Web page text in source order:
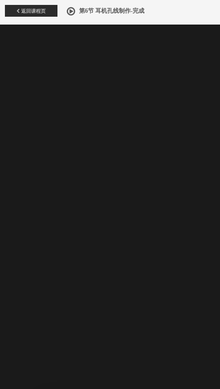
返回课程页 第6节 耳机孔线制作-完成